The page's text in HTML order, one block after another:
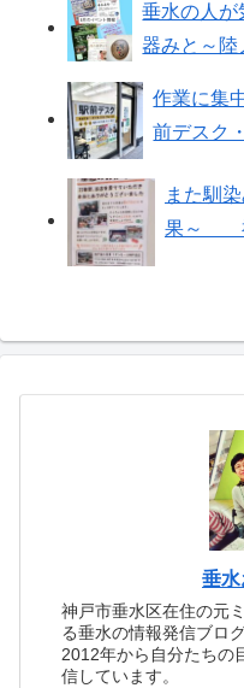
垂水の人が
器みと～
作業に集
前デスク
また馴
果～
垂
神戸市垂水区在住の元
る垂水の情報発信ブログ
2012年から自分たちの
信しています。